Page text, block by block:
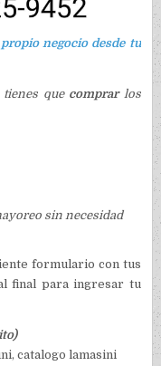
propio negocio desde tu
que comprarlos
sin necesidad
formulario con tus
final para ingresar tu
catalogo lamasini